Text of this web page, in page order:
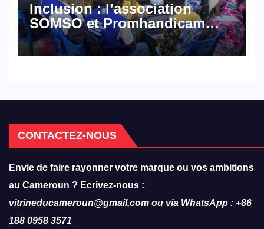
Inclusion : l’association
SOMSO et Promhandicam
militent en faveur d’une
réforme des formations en
CONTACTEZ-NOUS
Envie de faire rayonner votre marque ou vos ambitions
au Cameroun ? Ecrivez-nous :
vitrineducameroun@gmail.com ou via WhatsApp : +86
188 0958 3571